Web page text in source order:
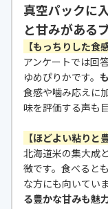
真空パックに
と甘みがある
【もっちりした食
アンケートでは回
ゆめぴりかです。
食感や噛み応えに
味を評価する声も
【ほどよい粘りと
北海道米の集大成
徴です。食べると
な方にも向いてい
る豊かな甘みも魅力